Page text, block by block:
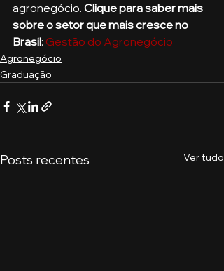
agronegócio. Clique para saber mais
sobre o setor que mais cresce no
Brasil: Gestão do Agronegócio
Agronegócio
Graduação
Posts recentes Ver tudo